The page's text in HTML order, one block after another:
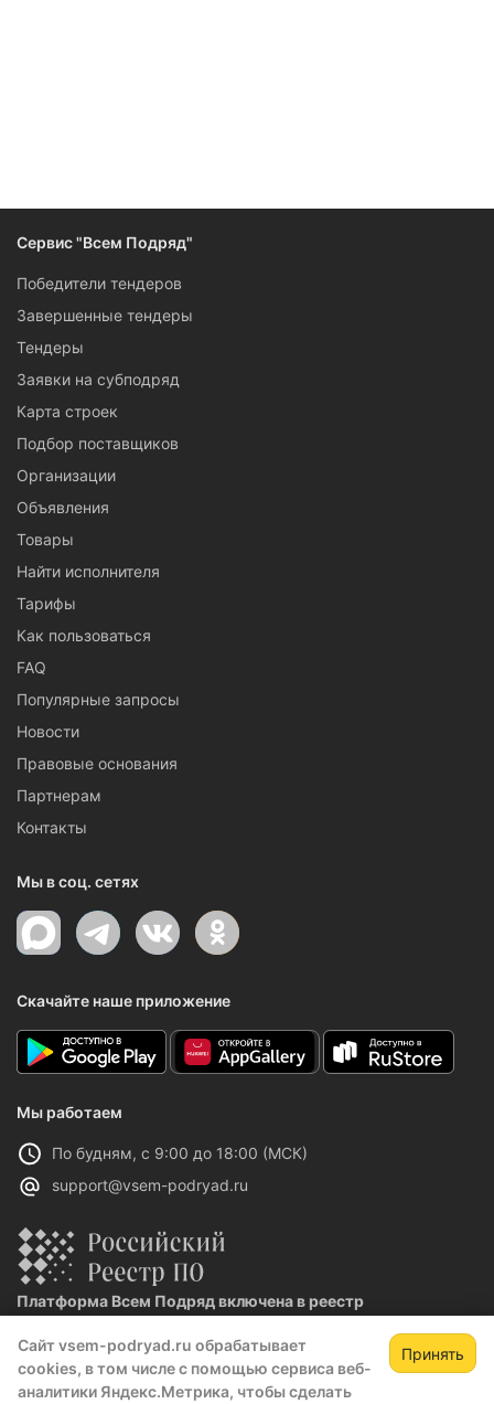
Сайт vsem-podryad.ru обрабатывает
cookies, в том числе с помощью сервиса веб-
аналитики Яндекс.Метрика, чтобы сделать
Принять
Сервис "Всем Подряд"
Победители тендеров
Завершенные тендеры
Тендеры
Заявки на субподряд
Карта строек
Подбор поставщиков
Организации
Объявления
Товары
Найти исполнителя
Тарифы
Как пользоваться
FAQ
Популярные запросы
Новости
Правовые основания
Партнерам
Контакты
Мы в соц. сетях
Скачайте наше приложение
Мы работаем
По будням, с 9:00 до 18:00 (МСК)
support@vsem-podryad.ru
Платформа Всем Подряд включена в реестр
Реестровая запись №32021 от 06.02.2026